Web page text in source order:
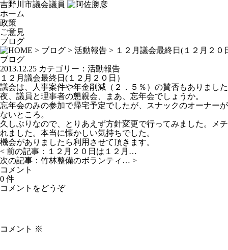
吉野川市議会議員
ホーム
政策
ご意見
ブログ
> ブログ > 活動報告 > １２月議会最終日(１２月２０
ブログ
2013.12.25 カテゴリー： 活動報告
１２月議会最終日(１２月２０日）
議会は、人事案件や年金削減（２．５％）の賛否もありまし
夜、議員と理事者の懇親会、まあ、忘年会でしょうか。
忘年会のみの参加で帰宅予定でしたが、スナックのオーナー
ないところ。
久しぶりなので、とりあえず方針変更で行ってみました。メ
れました。本当に懐かしい気持ちでした。
機会がありましたら利用させて頂きます。
< 前の記事：
１２月２０日は１２月…
次の記事： 竹林整備のボランティ… >
コメント
0 件
コメントをどうぞ
コメント ※